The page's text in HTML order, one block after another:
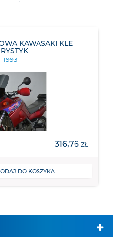
KAWASAKI KLE
1993
316,76 ZŁ
DO KOSZYKA